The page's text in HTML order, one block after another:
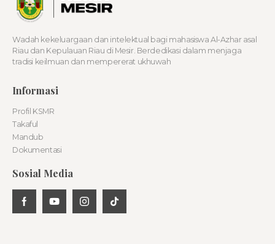
Wadah kekeluargaan dan intelektual bagi mahasiswa Al-Azhar asal
Riau dan Kepulauan Riau di Mesir. Berdedikasi dalam menjaga
tradisi keilmuan dan mempererat ukhuwah
Informasi
Profil KSMR
Takaful
Mandub
Dokumentasi
Sosial Media